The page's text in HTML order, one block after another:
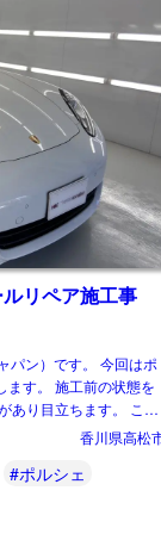
リペア施工事
パン）です。 今回はポ
す。 施工前の状態を
あり目立ちます。 この
香川県高松
#ポルシェ